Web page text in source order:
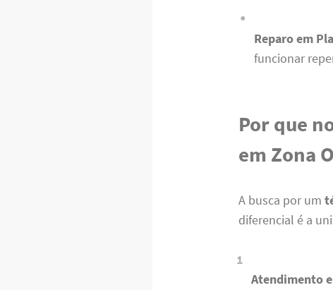
Reparo em
funcionar
Por que
em Zona
A busca por um
diferencial é a
Atendimento